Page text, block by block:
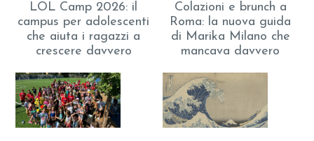
LOL Camp 2026: il
campus per adolescenti
che aiuta i ragazzi a
crescere davvero
Colazioni e brunch a
Roma: la nuova guida
di Marika Milano che
mancava davvero